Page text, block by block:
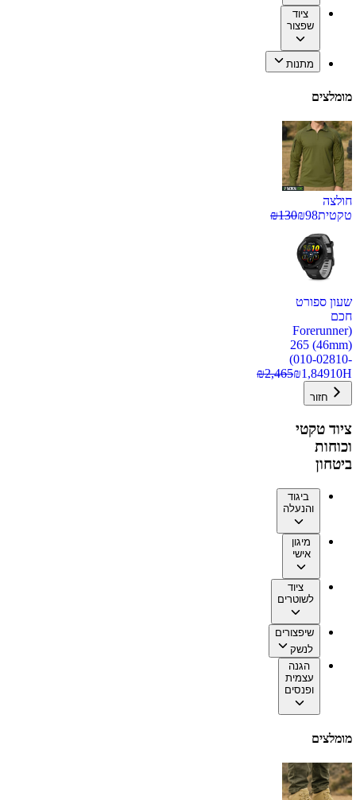
ציוד
שפצור
מתנות
מומלצים
חולצה
טקטית
₪98
₪130
שעון ספורט
חכם
(Forerunner
265 (46mm)
(010-02810-
10H
₪1,849
₪2,465
חזור
ציוד טקטי
וכוחות
ביטחון
ביגוד
והנעלה
מיגון
אישי
ציוד
לשוטרים
שיפצורים
לנשק
הגנה
עצמית
ופנסים
מומלצים